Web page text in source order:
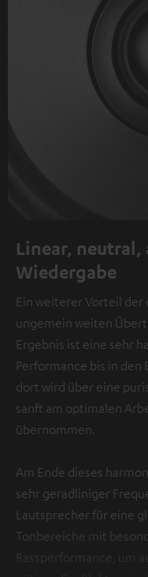
Linear, neutral,
Wiedergabe
Ein weiterer Vorteil der
ungemein weiten
Ergebnis ist eine sehr
Performance bis in
dort wird über eine
sanft am optimalen
übernommen.
Am Ende dieses
sehr geradliniger
Lautsprecher für eine
Tonbereiche mit
Bassperformance, um